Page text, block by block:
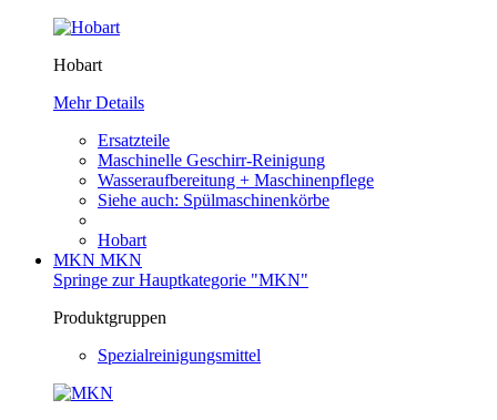
Hobart
Mehr Details
Ersatzteile
Maschinelle Geschirr-Reinigung
Wasseraufbereitung + Maschinenpflege
Siehe auch: Spülmaschinenkörbe
Hobart
MKN MKN
Springe zur Hauptkategorie "MKN"
Produktgruppen
Spezialreinigungsmittel